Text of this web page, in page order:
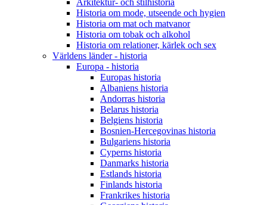
Arkitektur- och stilhistoria
Historia om mode, utseende och hygien
Historia om mat och matvanor
Historia om tobak och alkohol
Historia om relationer, kärlek och sex
Världens länder - historia
Europa - historia
Europas historia
Albaniens historia
Andorras historia
Belarus historia
Belgiens historia
Bosnien-Hercegovinas historia
Bulgariens historia
Cyperns historia
Danmarks historia
Estlands historia
Finlands historia
Frankrikes historia